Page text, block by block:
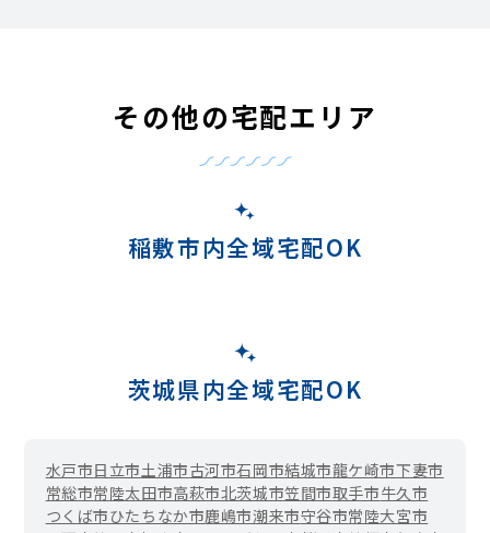
その他の宅配エリア
稲敷市内全域宅配OK
茨城県内全域宅配OK
水戸市日立市土浦市古河市石岡市結城市龍ケ崎市下妻市
常総市常陸太田市高萩市北茨城市笠間市取手市牛久市
つくば市ひたちなか市鹿嶋市潮来市守谷市常陸大宮市